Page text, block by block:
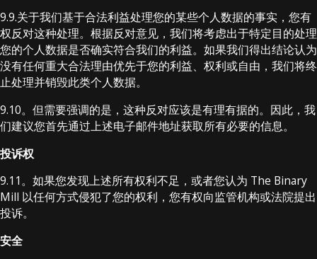
9.9.关于我们基于合法利益处理您的某些个人数据的事实，您有
权反对这种处理。根据反对意见，我们将考虑出于特定目的处理
您的个人数据是否确实符合我们的利益。如果我们得出结论认为
没有任何重大合法理由优先于您的利益、权利或自由，我们将终
止处理并销毁此类个人数据。
9.10。但需要强调的是，这种反对应该是有理有据的。因此，我
们建议您首先通过上述电子邮件地址获取所有必要的信息。
投诉权
9.11。如果您发现上述所有权利不足，或者您认为 The Binary
Mill 以任何方式侵犯了您的权利，您有权向监管机构或法院提出
投诉。
安全